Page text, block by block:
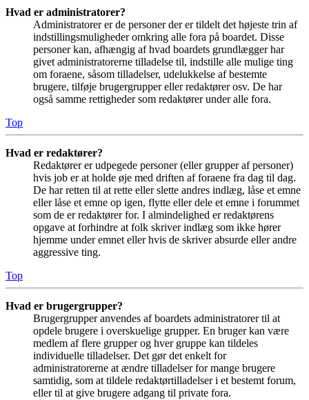
Hvad er administratorer?
Administratorer er de personer der er tildelt det højeste trin af
indstillingsmuligheder omkring alle fora på boardet. Disse
personer kan, afhængig af hvad boardets grundlægger har
givet administratorerne tilladelse til, indstille alle mulige ting
om foraene, såsom tilladelser, udelukkelse af bestemte
brugere, tilføje brugergrupper eller redaktører osv. De har
også samme rettigheder som redaktører under alle fora.
Top
Hvad er redaktører?
Redaktører er udpegede personer (eller grupper af personer)
hvis job er at holde øje med driften af foraene fra dag til dag.
De har retten til at rette eller slette andres indlæg, låse et emne
eller låse et emne op igen, flytte eller dele et emne i forummet
som de er redaktører for. I almindelighed er redaktørens
opgave at forhindre at folk skriver indlæg som ikke hører
hjemme under emnet eller hvis de skriver absurde eller andre
aggressive ting.
Top
Hvad er brugergrupper?
Brugergrupper anvendes af boardets administratorer til at
opdele brugere i overskuelige grupper. En bruger kan være
medlem af flere grupper og hver gruppe kan tildeles
individuelle tilladelser. Det gør det enkelt for
administratorerne at ændre tilladelser for mange brugere
samtidig, som at tildele redaktørtilladelser i et bestemt forum,
eller til at give brugere adgang til private fora.